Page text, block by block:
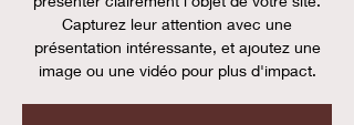
Capturez leur attention avec une
présentation intéressante, et ajoutez une
image ou une vidéo pour plus d'impact.